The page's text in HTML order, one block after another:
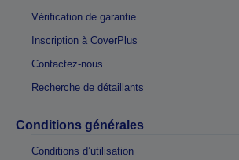
Vérification de garantie
Inscription à CoverPlus
Contactez-nous
Recherche de détaillants
Conditions générales
Conditions d’utilisation